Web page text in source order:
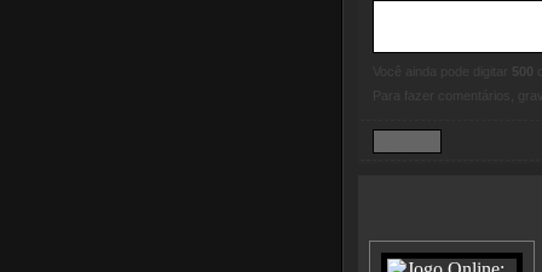
500
Para fazer comentários,